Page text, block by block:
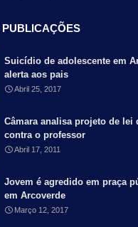
Suicídio de adolescente em
alerta aos pais
Abril 25, 2017
Câmara analisa projeto de lei
contra o professor
Abril 17, 2011
Jovem é agredido em praça
em Arcoverde
Março 12, 2017